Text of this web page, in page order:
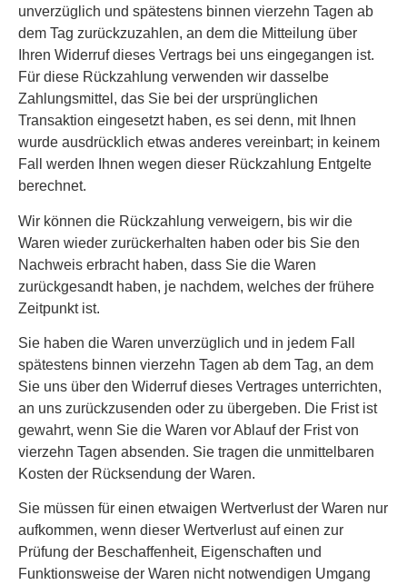
unverzüglich und spätestens binnen vierzehn Tagen ab
dem Tag zurückzuzahlen, an dem die Mitteilung über
Ihren Widerruf dieses Vertrags bei uns eingegangen ist.
Für diese Rückzahlung verwenden wir dasselbe
Zahlungsmittel, das Sie bei der ursprünglichen
Transaktion eingesetzt haben, es sei denn, mit Ihnen
wurde ausdrücklich etwas anderes vereinbart; in keinem
Fall werden Ihnen wegen dieser Rückzahlung Entgelte
berechnet.
Wir können die Rückzahlung verweigern, bis wir die
Waren wieder zurückerhalten haben oder bis Sie den
Nachweis erbracht haben, dass Sie die Waren
zurückgesandt haben, je nachdem, welches der frühere
Zeitpunkt ist.
Sie haben die Waren unverzüglich und in jedem Fall
spätestens binnen vierzehn Tagen ab dem Tag, an dem
Sie uns über den Widerruf dieses Vertrages unterrichten,
an uns zurückzusenden oder zu übergeben. Die Frist ist
gewahrt, wenn Sie die Waren vor Ablauf der Frist von
vierzehn Tagen absenden. Sie tragen die unmittelbaren
Kosten der Rücksendung der Waren.
Sie müssen für einen etwaigen Wertverlust der Waren nur
aufkommen, wenn dieser Wertverlust auf einen zur
Prüfung der Beschaffenheit, Eigenschaften und
Funktionsweise der Waren nicht notwendigen Umgang